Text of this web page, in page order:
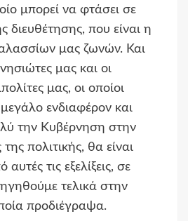
μπορεί να φτάσει σε
διευθέτησης, που είναι η
μας ζωνών. Και
μας και οι
μας, οι οποίοι
ενδιαφέρον και
την Κυβέρνηση στην
πολιτικής, θα είναι
τις εξελίξεις, σε
τελικά στην
προδιέγραψα.